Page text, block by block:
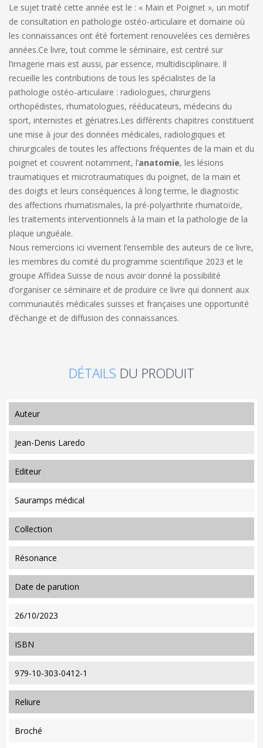
Le sujet traité cette année est le : « Main et Poignet », un motif
de consultation en pathologie ostéo-articulaire et domaine où
les connaissances ont été fortement renouvelées ces dernières
années.Ce livre, tout comme le séminaire, est centré sur
l’imagerie mais est aussi, par essence, multidisciplinaire. Il
recueille les contributions de tous les spécialistes de la
pathologie ostéo-articulaire : radiologues, chirurgiens
orthopédistes, rhumatologues, rééducateurs, médecins du
sport, internistes et gériatres.Les différents chapitres constituent
une mise à jour des données médicales, radiologiques et
chirurgicales de toutes les affections fréquentes de la main et du
poignet et couvrent notamment, l’anatomie, les lésions
traumatiques et microtraumatiques du poignet, de la main et
des doigts et leurs conséquences à long terme, le diagnostic
des affections rhumatismales, la pré-polyarthrite rhumatoïde,
les traitements interventionnels à la main et la pathologie de la
plaque unguéale.
Nous remercions ici vivement l’ensemble des auteurs de ce livre,
les membres du comité du programme scientifique 2023 et le
groupe Affidea Suisse de nous avoir donné la possibilité
d’organiser ce séminaire et de produire ce livre qui donnent aux
communautés médicales suisses et françaises une opportunité
d’échange et de diffusion des connaissances.
DÉTAILS DU PRODUIT
auteur
Jean-Denis Laredo
editeur
Sauramps médical
collection
Résonance
date de parution
26/10/2023
ISBN
979-10-303-0412-1
reliure
Broché